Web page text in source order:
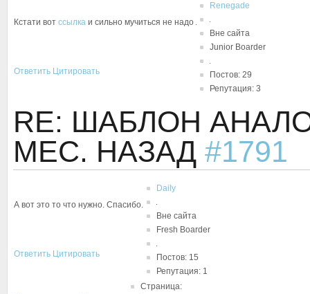
Кстати вот ссылка и сильно мучиться не надо
Renegade
Вне сайта
Junior Boarder
Постов: 29
Репутация: 3
Ответить Цитировать
RE: ШАБЛОН
МЕС. НАЗАД #1791
А вот это то что нужно. Спасибо.
Daily
Вне сайта
Fresh Boarder
Постов: 15
Репутация: 1
Ответить Цитировать
Страница: